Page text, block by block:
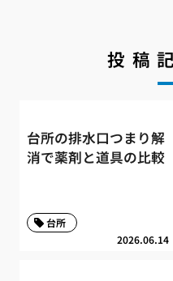
投稿
台所の排水口つまり解
消で薬剤と道具の比較
2026.06.14
台所